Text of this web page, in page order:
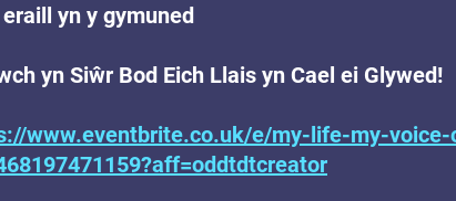
yn y gymuned
yn Siŵr Bod Eich Llais yn Cael ei Glywed!
www.eventbrite.co.uk/e/my-life-my-voice-